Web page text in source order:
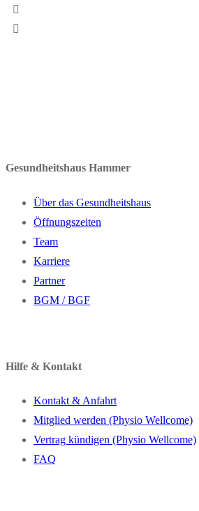
Gesundheitshaus Hammer
Über das Gesundheitshaus
Öffnungszeiten
Team
Karriere
Partner
BGM / BGF
Hilfe & Kontakt
Kontakt & Anfahrt
Mitglied werden (Physio Wellcome)
Vertrag kündigen (Physio Wellcome)
FAQ